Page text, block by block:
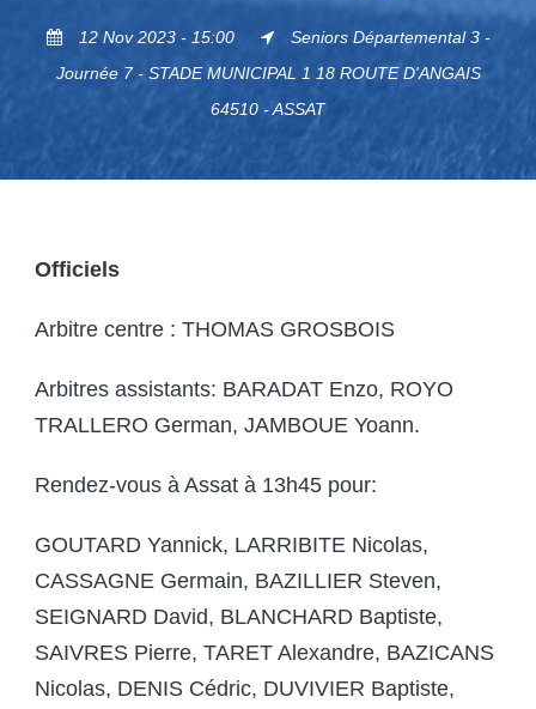
12 Nov 2023 - 15:00
Seniors Départemental 3 -
Journée 7 - STADE MUNICIPAL 1 18 ROUTE D'ANGAIS
64510 - ASSAT
Officiels
Arbitre centre : THOMAS GROSBOIS
Arbitres assistants: BARADAT Enzo, ROYO
TRALLERO German, JAMBOUE Yoann.
Rendez-vous à Assat à 13h45 pour:
GOUTARD Yannick, LARRIBITE Nicolas,
CASSAGNE Germain, BAZILLIER Steven,
SEIGNARD David, BLANCHARD Baptiste,
SAIVRES Pierre, TARET Alexandre, BAZICANS
Nicolas, DENIS Cédric, DUVIVIER Baptiste,